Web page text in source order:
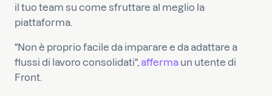
il tuo team su come sfruttare al meglio la
piattaforma.
"Non è proprio facile da imparare e da adattare a
flussi di lavoro consolidati",afferma un utente di
Front.